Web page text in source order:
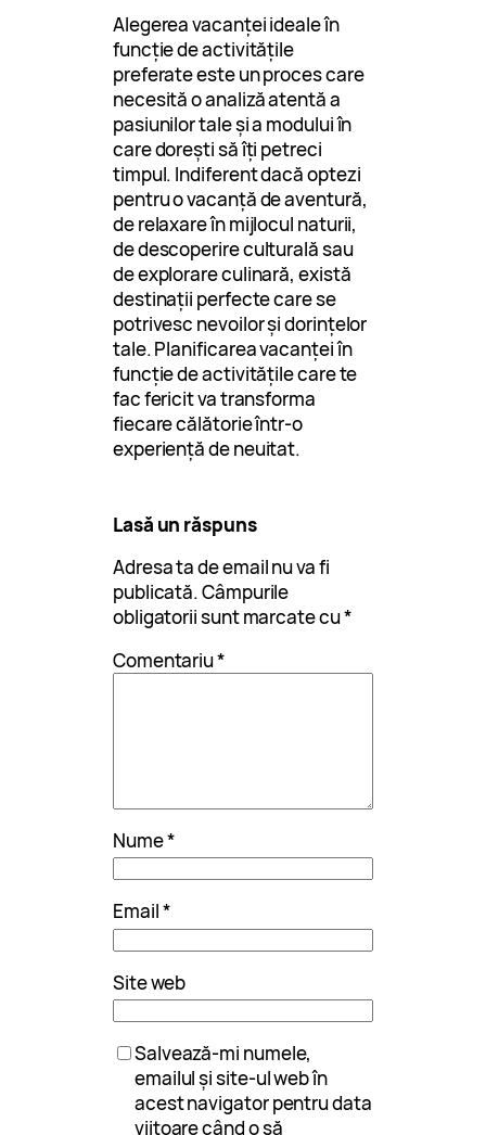
Alegerea vacanței ideale în
funcție de activitățile
preferate este un proces care
necesită o analiză atentă a
pasiunilor tale și a modului în
care dorești să îți petreci
timpul. Indiferent dacă optezi
pentru o vacanță de aventură,
de relaxare în mijlocul naturii,
de descoperire culturală sau
de explorare culinară, există
destinații perfecte care se
potrivesc nevoilor și dorințelor
tale. Planificarea vacanței în
funcție de activitățile care te
fac fericit va transforma
fiecare călătorie într-o
experiență de neuitat.
Lasă un răspuns
Adresa ta de email nu va fi
publicată.Câmpurile
obligatorii sunt marcate cu*
Comentariu*
Nume*
Email*
Site web
Salvează-mi numele,
emailul și site-ul web în
acest navigator pentru data
viitoare când o să